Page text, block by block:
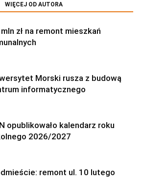
WIĘCEJ OD AUTORA
zł na remont mieszkań
Morski rusza z budową
informatycznego
opublikowało kalendarz roku
2026/2027
remont ul. 10 lutego